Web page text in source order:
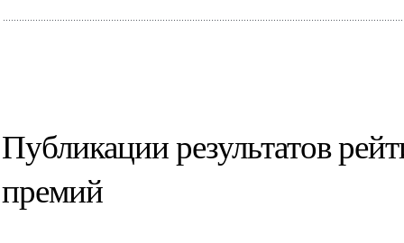
Публикации результатов
премий